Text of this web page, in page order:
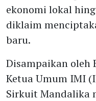
ekonomi lokal
diklaim
baru.
Disampaikan oleh
Ketua Umum IMI
Sirkuit Mandalika